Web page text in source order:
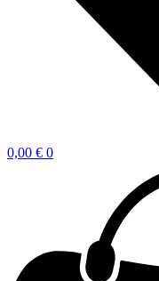
0,00 € 0